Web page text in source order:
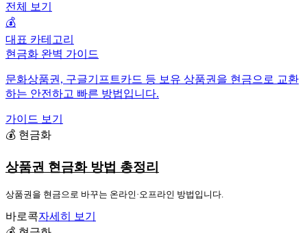
전체 보기
💰
대표 카테고리
현금화 완벽 가이드
문화상품권, 구글기프트카드 등 보유 상품권을 현금으로 교환
하는 안전하고 빠른 방법입니다.
가이드 보기
💰 현금화
상품권 현금화 방법 총정리
상품권을 현금으로 바꾸는 온라인·오프라인 방법입니다.
바로콕자세히 보기